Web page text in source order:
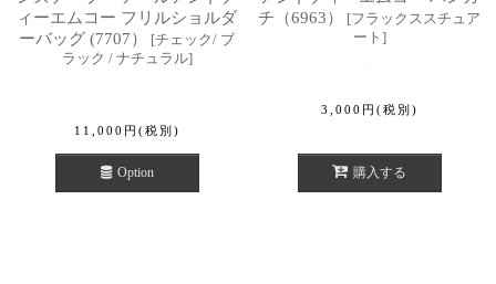
ィーエムコー フリルショルダ
ーバッグ (7707）
[チェック/ ブ
ラック / ナチュラル]
11,000 円 (税別)
Option
チ（6963）
[フラックススチュア
ート ]
3,000 円 (税別)
購入する